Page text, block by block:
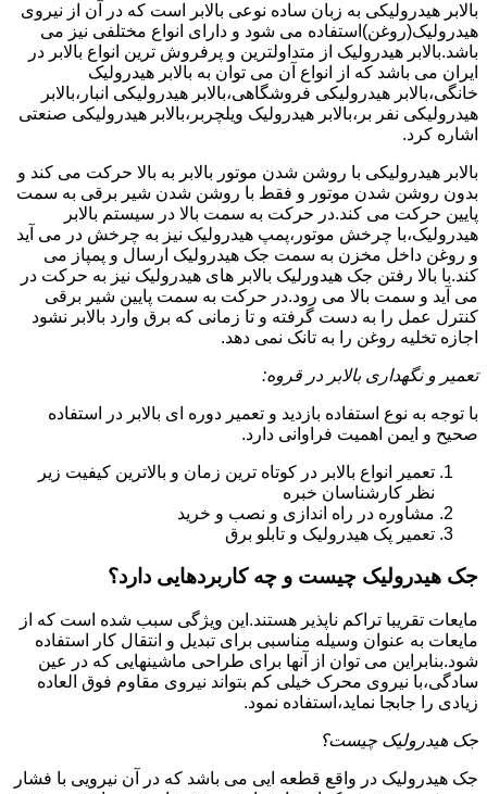
بالابر هیدرولیکی به زبان ساده نوعی بالابر است که در آن از نیروی
هیدرولیک(روغن)استفاده می شود و دارای انواع مختلفی نیز می
باشد.بالابر هیدرولیک از متداولترین و پرفروش ترین انواع بالابر در
ایران می باشد که از انواع آن می توان به بالابر هیدرولیک
خانگی،بالابر هیدرولیکی فروشگاهی،بالابر هیدرولیکی انبار،بالابر
هیدرولیکی نفر بر،بالابر هیدرولیک ویلچربر،بالابر هیدرولیکی صنعتی
اشاره کرد.
بالابر هیدرولیکی با روشن شدن موتور بالابر به بالا حرکت می کند و
بدون روشن شدن موتور و فقط با روشن شدن شیر برقی به سمت
پایین حرکت می کند.در حرکت به سمت بالا در سیستم بالابر
هیدرولیک،با چرخش موتور،پمپ هیدرولیک نیز به چرخش در می آید
و روغن داخل مخزن به سمت جک هیدرولیک ارسال و پمپاز می
کند.با بالا رفتن جک هیدورلیک بالابر های هیدرولیک نیز به حرکت در
می آید و سمت بالا می رود.در حرکت به سمت پایین شیر برقی
کنترل عمل را به دست گرفته و تا زمانی که برق وارد بالابر نشود
اجازه تخلیه روغن را به تانک نمی دهد.
تعمیر و نگهداری بالابر در قروه:
با توجه به نوع استفاده بازدید و تعمیر دوره ای بالابر در استفاده
صحیح و ایمن اهمیت فراوانی دارد.
تعمیر انواع بالابر در کوتاه ترین زمان و بالاترین کیفیت زیر
نظر کارشناسان خبره
مشاوره در راه اندازی و نصب و خرید
تعمیر پک هیدرولیک و تابلو برق
جک هیدرولیک چیست و چه کاربردهایی دارد؟
مایعات تقریبا تراکم ناپذیر هستند.این ویژگی سبب شده است که از
مایعات به عنوان وسیله مناسبی برای تبدیل و انتقال کار استفاده
شود.بنابراین می توان از آنها برای طراحی ماشینهایی که در عین
سادگی،با نیروی محرک خیلی کم بتواند نیروی مقاوم فوق العاده
زیادی را جابجا نماید،استفاده نمود.
جک هیدرولیک چیست؟
جک هیدرولیک در واقع قطعه ایی می باشد که در آن نیرویی با فشار